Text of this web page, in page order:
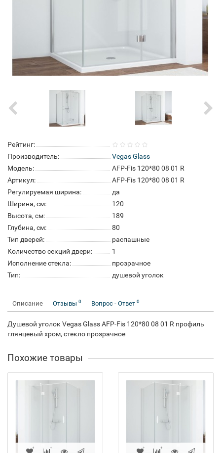
Рейтинг:
Производитель:
Vegas Glass
Модель:
AFP-Fis 120*80 08 01 R
Артикул:
AFP-Fis 120*80 08 01 R
Регулируемая ширина:
да
Ширина, см:
120
Высота, см:
189
Глубина, см:
80
Тип дверей:
распашные
Количество секций двери:
1
Исполнение стекла:
прозрачное
Тип:
душевой уголок
Описание Отзывы 0 Вопрос - Ответ 0
Душевой уголок Vegas Glass AFP-Fis 120*80 08 01 R профиль
глянцевый хром, стекло прозрачное
Похожие товары